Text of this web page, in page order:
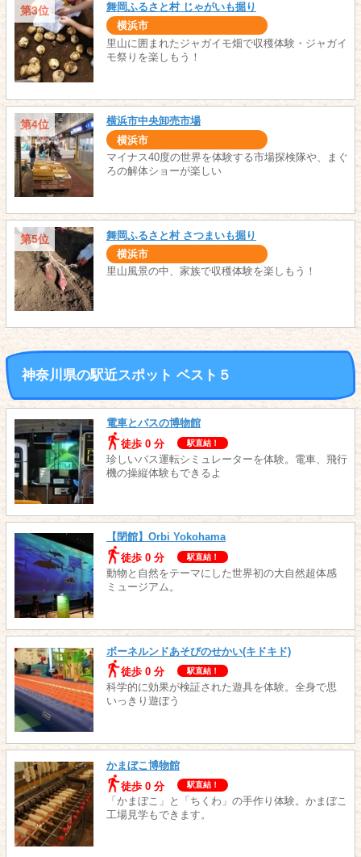
第3位 舞岡ふるさと村 じゃがいも掘り
横浜市
里山に囲まれたジャガイモ畑で収穫体験・ジャガイ
モ祭りを楽しもう！
第4位 横浜市中央卸売市場
横浜市
マイナス40度の世界を体験する市場探検隊や、まぐ
ろの解体ショーが楽しい
第5位 舞岡ふるさと村 さつまいも掘り
横浜市
里山風景の中、家族で収穫体験を楽しもう！
神奈川県の駅近スポット ベスト５
電車とバスの博物館
徒歩 0 分
駅直結！
珍しいバス運転シミュレーターを体験。電車、飛行
機の操縦体験もできるよ
【閉館】Orbi Yokohama
徒歩 0 分
駅直結！
動物と自然をテーマにした世界初の大自然超体感
ミュージアム。
ボーネルンドあそびのせかい(キドキド)
徒歩 0 分
駅直結！
科学的に効果が検証された遊具を体験。全身で思
いっきり遊ぼう
かまぼこ博物館
徒歩 0 分
駅直結！
「かまぼこ」と「ちくわ」の手作り体験。かまぼこ
工場見学もできます。